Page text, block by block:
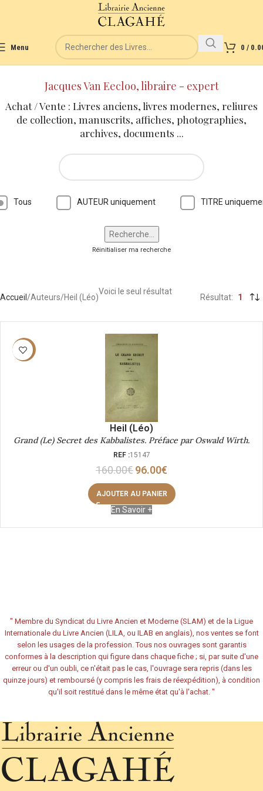
Menu 0 /
Jacques Van Eecloo, libraire - expert
Achat / Vente : Livres anciens, livres modernes, reliures
de collection, manuscrits, affiches, photographies,
archives, documents ...
Tous AUTEUR uniquement TITRE
Réinitialiser ma recherche
Accueil Auteurs Heil (Léo)
Voici le seul résultat
Résultat 1
-40%
Heil (Léo)
Grand (Le) Secret des Kabbalistes. Préface par Oswald Wirth.
REF :15147
160.00€96.00€
AJOUTER AU PANIER
En Savoir +
" Membre du Syndicat du Livre Ancien et Moderne (SLAM) et de la Ligue
Internationale du Livre Ancien (LILA, ou ILAB en anglais), nos ventes se font
selon les usages de la profession. Tous nos ouvrages sont garantis
conformes à la description qui figure dans chaque fiche ; si, par suite d'une
erreur ou d'un oubli, ce n'était pas le cas, l'ouvrage sera repris (dans les
quinze jours) et remboursé (y compris les frais de réexpédition), à condition
qu'il soit restitué dans le même état qu'à l'achat. "